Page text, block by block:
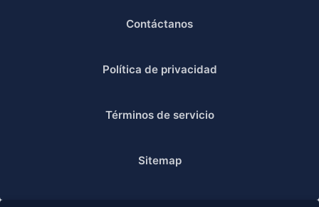
Contáctanos
Política de privacidad
Términos de servicio
Sitemap